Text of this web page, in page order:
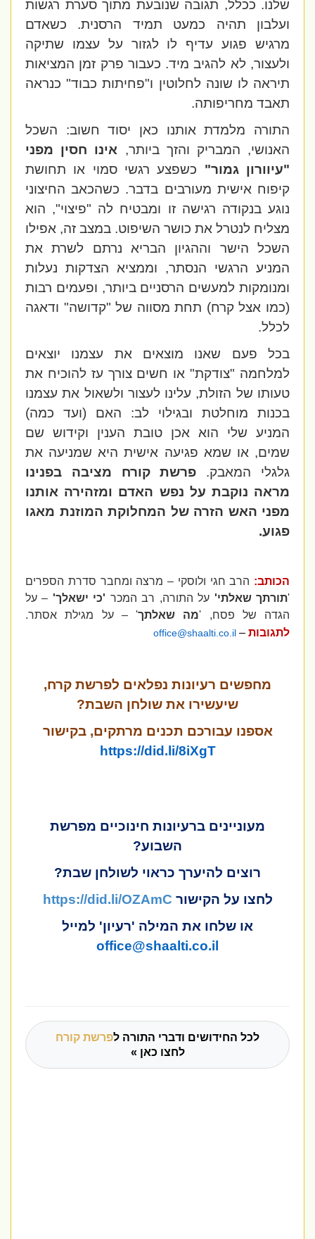
שלנו. ככלל, תגובה שנובעת מתוך סערת רגשות
ועלבון תהיה כמעט תמיד הרסנית. כשאדם
מרגיש פגוע עדיף לו לגזור על עצמו שתיקה
ולעצור, לא להגיב מיד. כעבור פרק זמן המציאות
תיראה לו שונה לחלוטין ו"פחיתות כבוד" כנראה
תאבד מחריפותה.
התורה מלמדת אותנו כאן יסוד חשוב: השכל
האנושי, המבריק והזך ביותר,אינו חסין מפני
"עיוורון גמור"כשפצע רגשי סמוי או תחושת
קיפוח אישית מעורבים בדבר. כשהכאב החיצוני
נוגע בנקודה רגישה זו ומבטיח לה "פיצוי", הוא
מצליח לנטרל את כושר השיפוט. במצב זה, אפילו
השכל הישר וההגיון הבריא נרתם לשרת את
המניע הרגשי הנסתר, וממציא הצדקות נעלות
ומנומקות למעשים הרסניים ביותר, ופעמים רבות
(כמו אצל קרח) תחת מסווה של "קדושה" ודאגה
לכלל.
בכל פעם שאנו מוצאים את עצמנו יוצאים
למלחמה "צודקת" או חשים צורך עז להוכיח את
טעותו של הזולת, עלינו לעצור ולשאול את עצמנו
בכנות מוחלטת ובגילוי לב: האם (ועד כמה)
המניע שלי הוא אכן טובת הענין וקידוש שם
שמים, או שמא פגיעה אישית היא שמניעה את
גלגלי המאבק.פרשת קורח מציבה בפנינו
מראה נוקבת על נפש האדם ומזהירה אותנו
מפני האש הזרה של המחלוקת המוזנת מאגו
פגוע.
הכותב:הרב חגי ולוסקי – מרצה ומחבר סדרת הספרים
תורתך שאלתי'על התורה, רב המכר'כי ישאלך'– על
הגדה של פסח, ' מה שאלתך' – על מגילת אסתר.
לתגובות –
office@shaalti.co.il
מחפשים רעיונות נפלאים לפרשת קרח,
שיעשירו את שולחן השבת?
אספנו עבורכם תכנים מרתקים, בקישור
https://did.li/8iXgT
מעוניינים ברעיונות חינוכיים מפרשת
השבוע?
רוצים להיערך כראוי לשולחן שבת?
לחצו על הקישורhttps://did.li/OZAmC
או שלחו את המילה 'רעיון' למייל
office@shaalti.co.il
לכל החידושים ודברי התורה לפרשת קורח
לחצו כאן »